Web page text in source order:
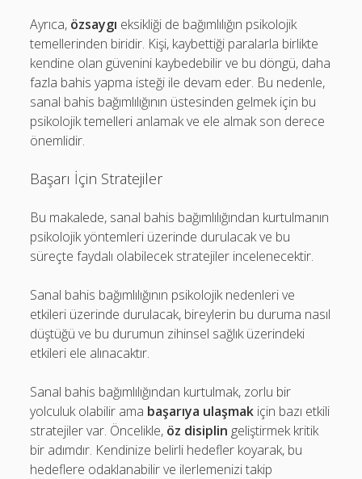
Ayrıca, özsaygı eksikliği de bağımlılığın psikolojik
temellerinden biridir. Kişi, kaybettiği paralarla birlikte
kendine olan güvenini kaybedebilir ve bu döngü, daha
fazla bahis yapma isteği ile devam eder. Bu nedenle,
sanal bahis bağımlılığının üstesinden gelmek için bu
psikolojik temelleri anlamak ve ele almak son derece
önemlidir.
Başarı İçin Stratejiler
Bu makalede, sanal bahis bağımlılığından kurtulmanın
psikolojik yöntemleri üzerinde durulacak ve bu
süreçte faydalı olabilecek stratejiler incelenecektir.
Sanal bahis bağımlılığının psikolojik nedenleri ve
etkileri üzerinde durulacak, bireylerin bu duruma nasıl
düştüğü ve bu durumun zihinsel sağlık üzerindeki
etkileri ele alınacaktır.
Sanal bahis bağımlılığından kurtulmak, zorlu bir
yolculuk olabilir ama başarıya ulaşmak için bazı etkili
stratejiler var. Öncelikle, öz disiplin geliştirmek kritik
bir adımdır. Kendinize belirli hedefler koyarak, bu
hedeflere odaklanabilir ve ilerlemenizi takip